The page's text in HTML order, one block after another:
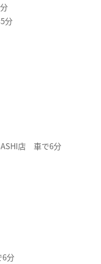
分
店 車で6分
6分